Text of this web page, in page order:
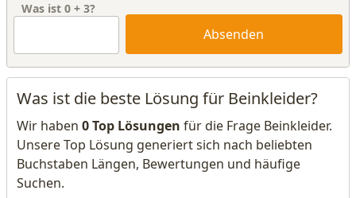
Was ist 0 + 3?
Absenden
Was ist die beste Lösung für Beinkleider?
Wir haben 0 Top Lösungen für die Frage Beinkleider.
Unsere Top Lösung generiert sich nach beliebten
Buchstaben Längen, Bewertungen und häufige
Suchen.